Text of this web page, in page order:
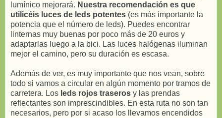
lumínico mejorará. Nuestra recomendación es que
utilicéis luces de leds potentes (es más importante la
potencia que el número de leds). Puedes encontrar
linternas muy buenas por poco más de 20 euros y
adaptarlas luego a la bici. Las luces halógenas iluminan
mejor el camino, pero su duración es escasa.
Además de ver, es muy importante que nos vean, sobre
todo si vamos a circular en algún momento por tramos de
carretera. Los leds rojos traseros y las prendas
reflectantes son imprescindibles. En esta ruta no son tan
necesarios, pero por si acaso los llevamos encendidos